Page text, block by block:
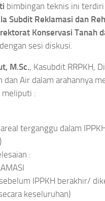
bimbingan teknis ini terdiri
Subdit Reklamasi dan
Konservasi Tanah
sesi diskusi.
M.Sc., Kasubdit RRPKH,
dan Air dalam arahannya
meliputi :
terganggu dalam
:
IPPKH berakhir/
keseluruhan)